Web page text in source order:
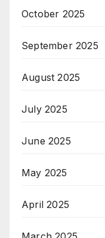
October 2025
September 2025
August 2025
July 2025
June 2025
May 2025
April 2025